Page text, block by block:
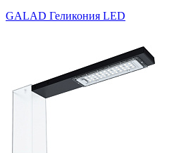
GALAD Геликония LED